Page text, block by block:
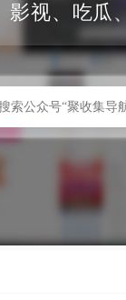
视、吃瓜